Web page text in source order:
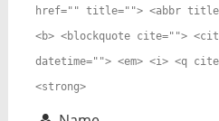
href="" title=""> <abbr
<b> <blockquote cite="">
datetime=""> <em> <i> <q
<strong>